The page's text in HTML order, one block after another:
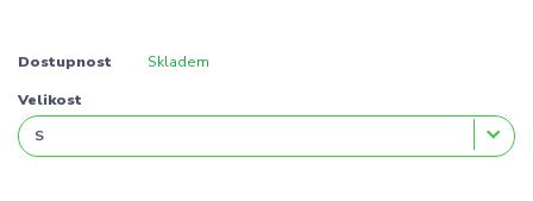
Dostupnost Skladem
Velikost